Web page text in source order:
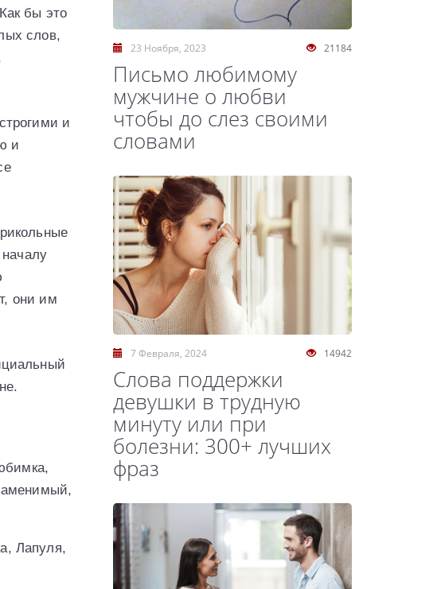
бы это
слов,
и
и
они им
Лапуля,
21184
23 Ноября, 2023
Письмо любимому
мужчине о любви
чтобы до слез своими
словами
14942
7 Февраля, 2024
Слова поддержки
девушки в трудную
минуту или при
болезни: 300+ лучших
фраз